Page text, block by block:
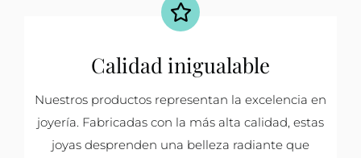
Calidad inigualable
Nuestros productos representan la excelencia en
joyería. Fabricadas con la más alta calidad, estas
joyas desprenden una belleza radiante que